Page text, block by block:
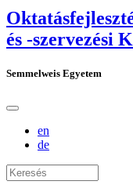
és -szervezési
Semmelweis Egyetem
en
de